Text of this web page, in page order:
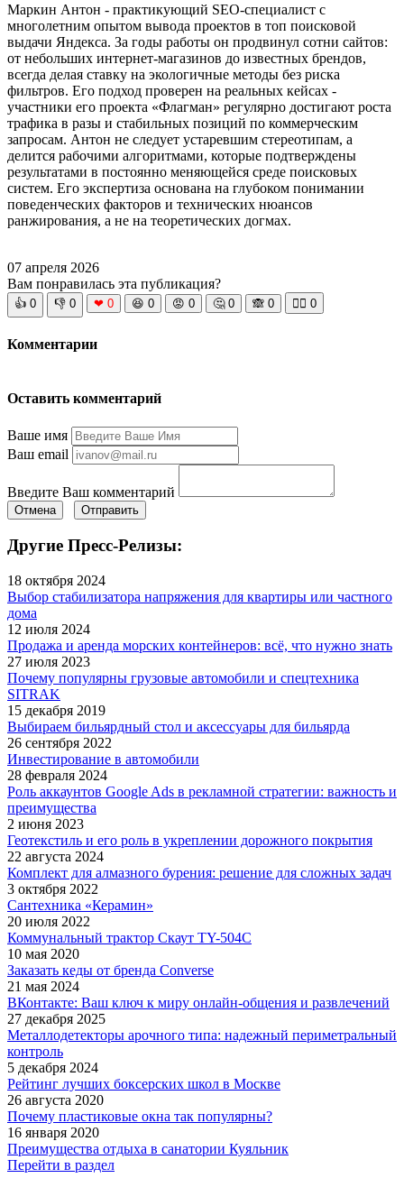
Маркин Антон - практикующий SEO-специалист с
многолетним опытом вывода проектов в топ поисковой
выдачи Яндекса. За годы работы он продвинул сотни сайтов:
от небольших интернет-магазинов до известных брендов,
всегда делая ставку на экологичные методы без риска
фильтров. Его подход проверен на реальных кейсах -
участники его проекта «Флагман» регулярно достигают роста
трафика в разы и стабильных позиций по коммерческим
запросам. Антон не следует устаревшим стереотипам, а
делится рабочими алгоритмами, которые подтверждены
результатами в постоянно меняющейся среде поисковых
систем. Его экспертиза основана на глубоком понимании
поведенческих факторов и технических нюансов
ранжирования, а не на теоретических догмах.
07 апреля 2026
Вам понравилась эта публикация?
👍 0 👎 0 ❤ 0 😆 0 😡 0 🤔 0 🙈 0 🧘‍♀️ 0
Комментарии
Оставить комментарий
Ваше имя
Ваш email
Введите Ваш комментарий
Отмена Отправить
Другие Пресс-Релизы:
18 октября 2024
Выбор стабилизатора напряжения для квартиры или частного
дома
12 июля 2024
Продажа и аренда морских контейнеров: всё, что нужно знать
27 июля 2023
Почему популярны грузовые автомобили и спецтехника
SITRAK
15 декабря 2019
Выбираем бильярдный стол и аксессуары для бильярда
26 сентября 2022
Инвестирование в автомобили
28 февраля 2024
Роль аккаунтов Google Ads в рекламной стратегии: важность и
преимущества
2 июня 2023
Геотекстиль и его роль в укреплении дорожного покрытия
22 августа 2024
Комплект для алмазного бурения: решение для сложных задач
3 октября 2022
Сантехника «Керамин»
20 июля 2022
Коммунальный трактор Скаут TY-504С
10 мая 2020
Заказать кеды от бренда Converse
21 мая 2024
ВКонтакте: Ваш ключ к миру онлайн-общения и развлечений
27 декабря 2025
Металлодетекторы арочного типа: надежный периметральный
контроль
5 декабря 2024
Рейтинг лучших боксерских школ в Москве
26 августа 2020
Почему пластиковые окна так популярны?
16 января 2020
Преимущества отдыха в санатории Куяльник
Перейти в раздел